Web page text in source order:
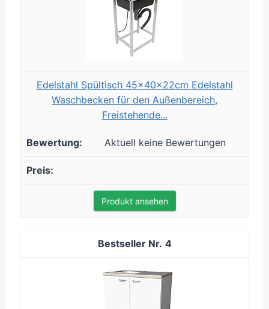
Edelstahl Spültisch 45x40x22cm Edelstahl
Waschbecken für den Außenbereich,
Freistehende...
Aktuell keine Bewertungen
Produkt ansehen
4